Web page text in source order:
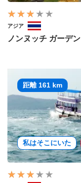
アジア
ノンヌッチ ガーデン
距離 161 km
私はそこにいた